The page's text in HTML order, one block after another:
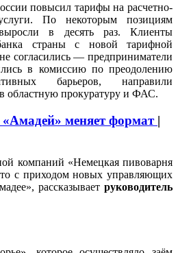
повысил тарифы на расчетно-
По некоторым позициям
в десять раз. Клиенты
страны с новой тарифной
согласились — предприниматели
в комиссию по преодолению
барьеров, направили
областную прокуратуру и ФАС.
«Амадей» меняет формат |
компаний «Немецкая пивоварня
с приходом новых управляющих
рассказывает руководитель